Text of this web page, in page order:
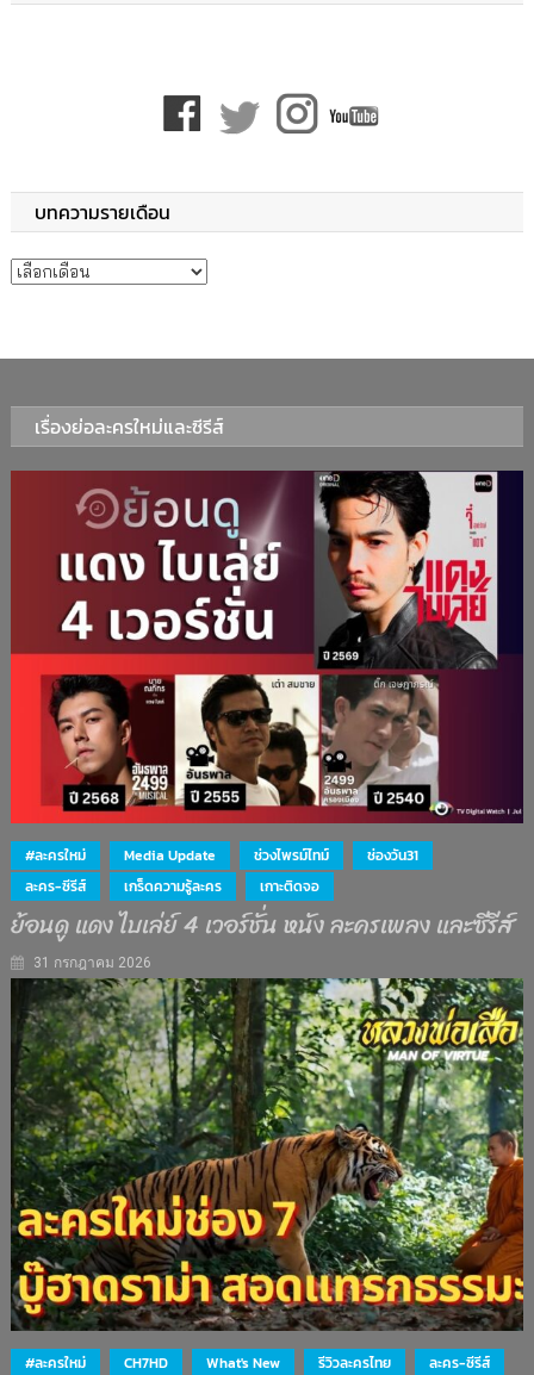
บทความรายเดือน
บทความรายเดือน
เรื่องย่อละครใหม่และซีรีส์
#ละครใหม่ Media Update ช่วงไพรม์ไทม์
ช่องวัน31
ละคร-ซีรีส์
เกร็ดความรู้ละคร เกาะติดจอ
ย้อนดู แดง ไบเล่ย์ 4 เวอร์ชั่น หนัง ละครเพลง และซีรีส์
31 กรกฎาคม 2026
#ละครใหม่ CH7HD What's New รีวิวละครไทย
ละคร-ซีรีส์